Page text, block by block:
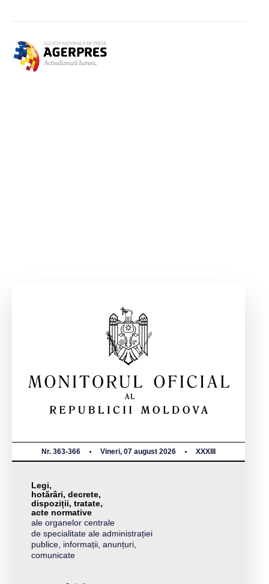
Nr. 363-366 Vineri, 07 august 2026 XXXIII
Legi,
hotărâri, decrete,
dispoziții, tratate,
acte normative
ale organelor centrale
de specialitate ale administrației
publice, informații, anunțuri,
comunicate